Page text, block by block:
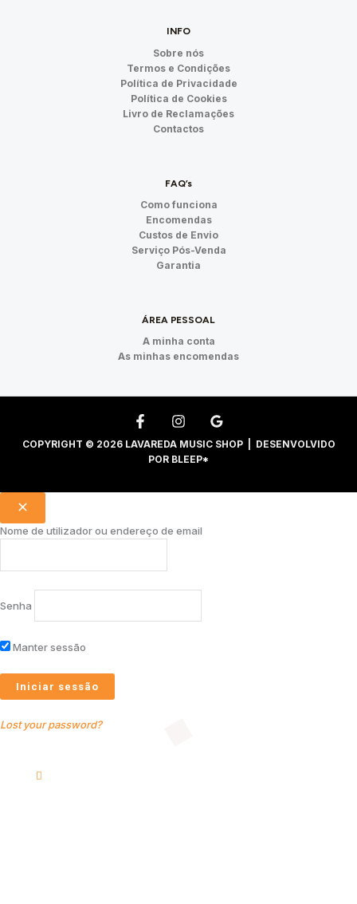
INFO
Sobre nós
Termos e Condições
Política de Privacidade
Política de Cookies
Livro de Reclamações
Contactos
FAQ’s
Como funciona
Encomendas
Custos de Envio
Serviço Pós-Venda
Garantia
ÁREA PESSOAL
A minha conta
As minhas encomendas
COPYRIGHT © 2026 LAVAREDA MUSIC SHOP | DESENVOLVIDO
POR BLEEP*
Nome de utilizador ou endereço de email
Senha
Manter sessão
Lost your password?